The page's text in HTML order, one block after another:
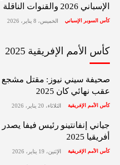
الإسباني 2026 والقنوات الناقلة
كأس السوبر الإسباني الخميس، 8 يناير، 2026
كأس الأمم الإفريقية 2025
صحيفة سيني نيوز: مقتل مشجع
عقب نهائي كان 2025
كأس الأمم الإفريقية الثلاثاء، 20 يناير، 2026
جياني إنفانتينو رئيس فيفا
أفريقيا 2025
كأس الأمم الإفريقية الإثنين، 19 يناير، 2026